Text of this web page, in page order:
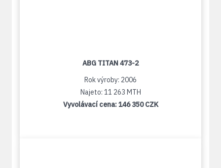
ABG TITAN 473-2
Rok výroby: 2006
Najeto: 11 263 MTH
Vyvolávací cena:146 350 CZK